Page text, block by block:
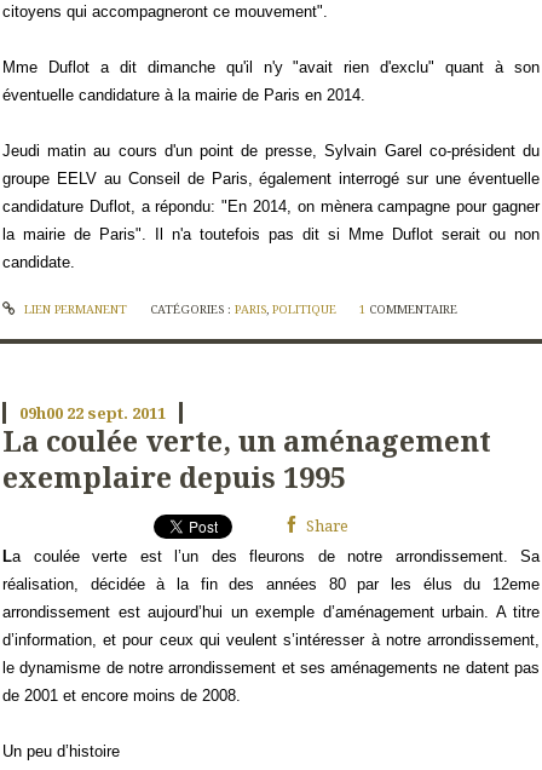
citoyens qui accompagneront ce mouvement".
Mme Duflot a dit dimanche qu'il n'y "avait rien d'exclu" quant à son
éventuelle candidature à la mairie de Paris en 2014.
Jeudi matin au cours d'un point de presse, Sylvain Garel co-président du
groupe EELV au Conseil de Paris, également interrogé sur une éventuelle
candidature Duflot, a répondu: "En 2014, on mènera campagne pour gagner
la mairie de Paris". Il n'a toutefois pas dit si Mme Duflot serait ou non
candidate.
LIEN PERMANENT CATÉGORIES : PARIS, POLITIQUE 1 COMMENTAIRE
09h00 22 sept. 2011
La coulée verte, un aménagement
exemplaire depuis 1995
Share
La coulée verte est l’un des fleurons de notre arrondissement. Sa
réalisation, décidée à la fin des années 80 par les élus du 12eme
arrondissement est aujourd’hui un exemple d’aménagement urbain. A titre
d’information, et pour ceux qui veulent s’intéresser à notre arrondissement,
le dynamisme de notre arrondissement et ses aménagements ne datent pas
de 2001 et encore moins de 2008.
Un peu d’histoire